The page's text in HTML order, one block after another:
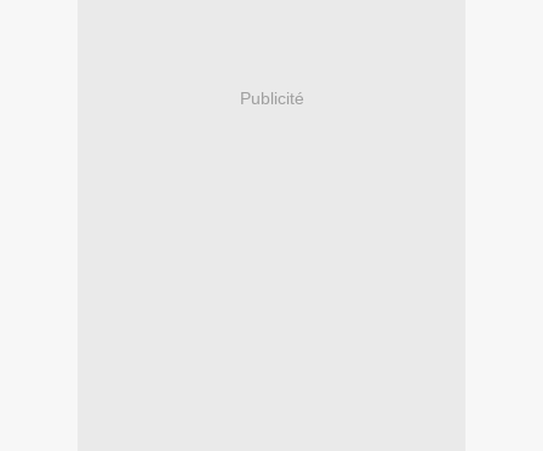
Publicité